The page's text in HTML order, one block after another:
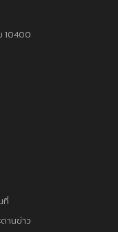
10400
ที่
านข่าว